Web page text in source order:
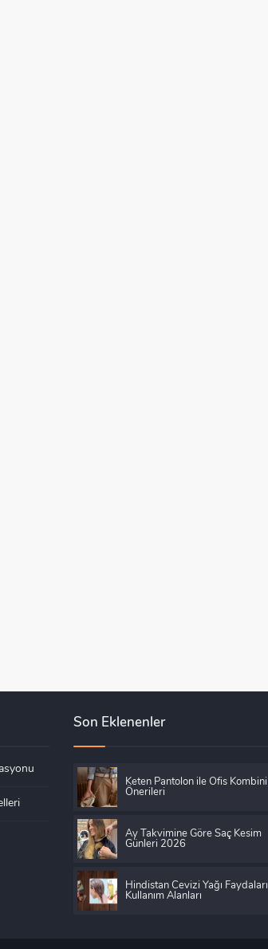
Son Eklenenler
Keten Pantolon ile Ofis Kombini
Önerileri
Ay Takvimine Göre Saç Kesim
Günleri 2026
Hindistan Cevizi Yağı Faydaları,
Kullanım Alanları